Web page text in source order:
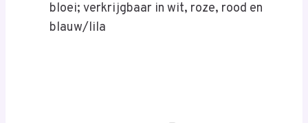
bloei; verkrijgbaar in wit, roze, rood en
blauw/lila